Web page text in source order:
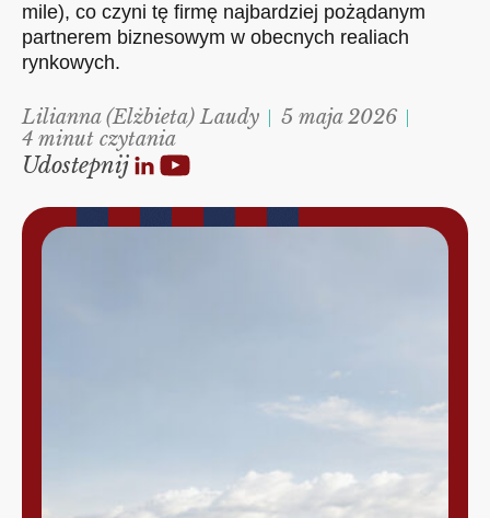
mile), co czyni tę firmę najbardziej pożądanym
partnerem biznesowym w obecnych realiach
rynkowych.
Lilianna (Elżbieta) Laudy
5 maja 2026
4 minut czytania
Udostepnij